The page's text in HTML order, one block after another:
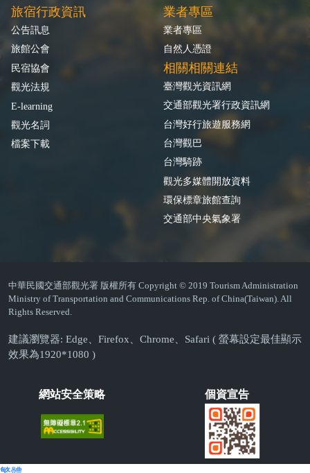
旅宿行政資訊
公告訊息
旅館公會
民宿協會
觀光法規
E-learning
觀光名詞
檔案下載
業者專區
業者專區
自然人憑證
相關相關連結
臺灣觀光資訊網
交通部觀光署行政資訊網
台灣好行旅遊服務網
台灣觀巴
台灣騎跡
觀光多媒體開放資料
環保標章旅館查詢
交通部中央氣象署
中華民國交通部觀光署 版權所有 Copyright © 2019 Tourism Administration
Ministry of Transportation and Communications Rep. of China(Taiwan). All
Rights Reserved.
建議瀏覽器: Edge、Firefox、Chrome、Safari ( 螢幕設定最佳顯示
效果為1920*1080 )
網站安全策略 個資宣告